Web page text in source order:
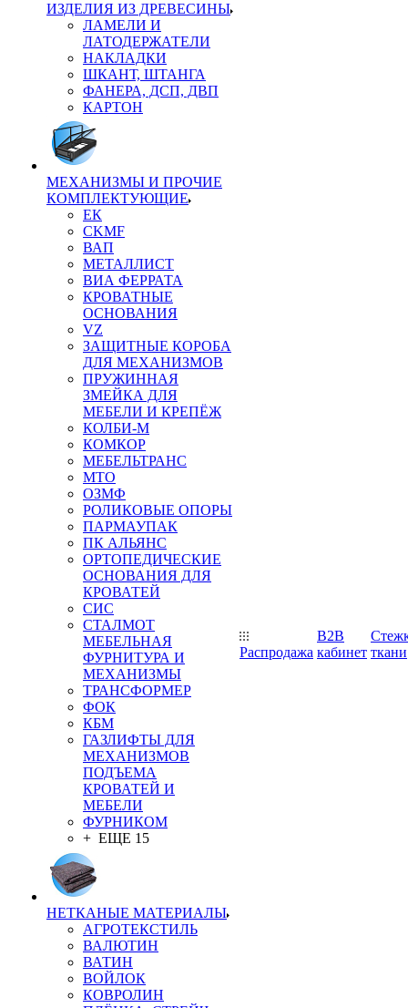
ИЗДЕЛИЯ ИЗ ДРЕВЕСИНЫ
ЛАМЕЛИ И
ЛАТОДЕРЖАТЕЛИ
НАКЛАДКИ
ШКАНТ, ШТАНГА
ФАНЕРА, ДСП, ДВП
КАРТОН
МЕХАНИЗМЫ И ПРОЧИЕ
КОМПЛЕКТУЮЩИЕ
ЕК
CKMF
ВАП
МЕТАЛЛИСТ
ВИА ФЕРРАТА
КРОВАТНЫЕ
ОСНОВАНИЯ
VZ
ЗАЩИТНЫЕ КОРОБА
ДЛЯ МЕХАНИЗМОВ
ПРУЖИННАЯ
ЗМЕЙКА ДЛЯ
МЕБЕЛИ И КРЕПЁЖ
КОЛБИ-М
КОМКОР
МЕБЕЛЬТРАНС
MTO
ОЗМФ
РОЛИКОВЫЕ ОПОРЫ
ПАРМАУПАК
ПК АЛЬЯНС
ОРТОПЕДИЧЕСКИЕ
ОСНОВАНИЯ ДЛЯ
КРОВАТЕЙ
СИС
СТАЛМОТ
МЕБЕЛЬНАЯ
ФУРНИТУРА И
МЕХАНИЗМЫ
ТРАНСФОРМЕР
ФОК
КБМ
ГАЗЛИФТЫ ДЛЯ
МЕХАНИЗМОВ
ПОДЪЕМА
КРОВАТЕЙ И
МЕБЕЛИ
ФУРНИКОМ
+ ЕЩЕ 15
НЕТКАНЫЕ МАТЕРИАЛЫ
АГРОТЕКСТИЛЬ
ВАЛЮТИН
ВАТИН
ВОЙЛОК
КОВРОЛИН
Распродажа
B2B
кабинет ткани